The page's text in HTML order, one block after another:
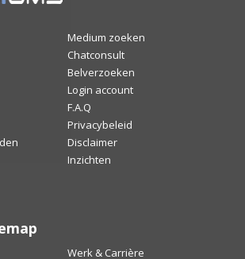
Medium zoeken
Chatconsult
Belverzoeken
Login account
F.A.Q
Privacybeleid
Disclaimer
Inzichten
Werk & Carrière